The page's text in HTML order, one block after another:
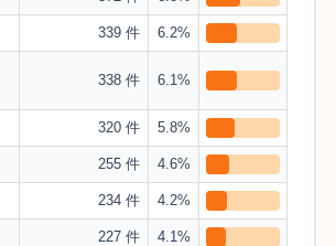
339 件 6.2%
338 件 6.1%
320 件 5.8%
255 件 4.6%
234 件 4.2%
227 件 4.1%